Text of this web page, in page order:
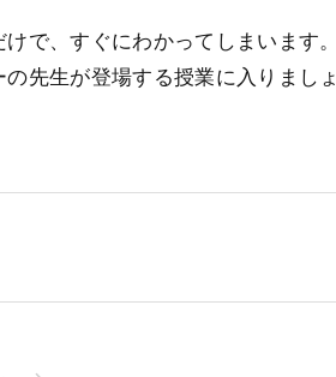
で、すぐにわかってしまいます。
先生が登場する授業に入りましょ